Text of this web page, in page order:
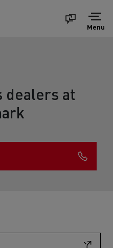
Menu
dealers at